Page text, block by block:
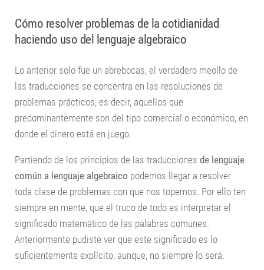
Cómo resolver problemas de la cotidianidad
haciendo uso del lenguaje algebraico
Lo anterior solo fue un abrebocas, el verdadero meollo de
las traducciones se concentra en las resoluciones de
problemas prácticos, es decir, aquellos que
predominantemente son del tipo comercial o económico, en
donde el dinero está en juego.
Partiendo de los principios de las traducciones de lenguaje
común a lenguaje algebraico podemos llegar a resolver
toda clase de problemas con que nos topemos. Por ello ten
siempre en mente, que el truco de todo es interpretar el
significado matemático de las palabras comunes.
Anteriormente pudiste ver que este significado es lo
suficientemente explícito, aunque, no siempre lo será.